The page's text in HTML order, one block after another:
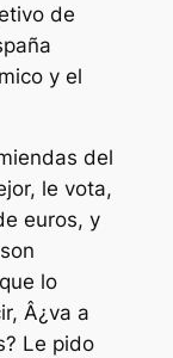
de
y el
del
le vota,
euros, y
lo
Â¿va a
Le pido